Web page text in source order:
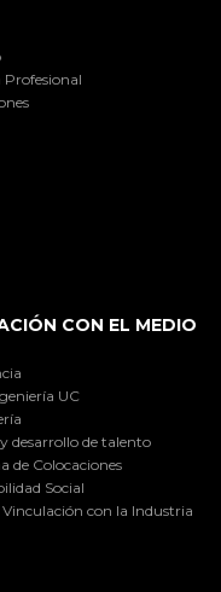
Profesional
CON EL MEDIO
UC
desarrollo de talento
de Colocaciones
Social
con la Industria